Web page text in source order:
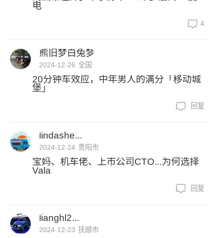
电
4
熊旧梦白兔梦
2024-12-26 全国
20分钟车效应，中年男人的满分「移动城
堡」
回复
lindashe...
2024-12-24 贵阳市
宝妈、机车佬、上市公司CTO...为何选择
Vala
回复
lianghl2...
2024-12-23 抚顺市